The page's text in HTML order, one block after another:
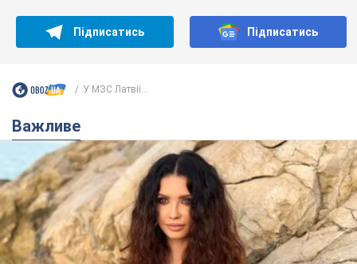
Підписатись Підписатись
У МЗС Латвії...
Важливе